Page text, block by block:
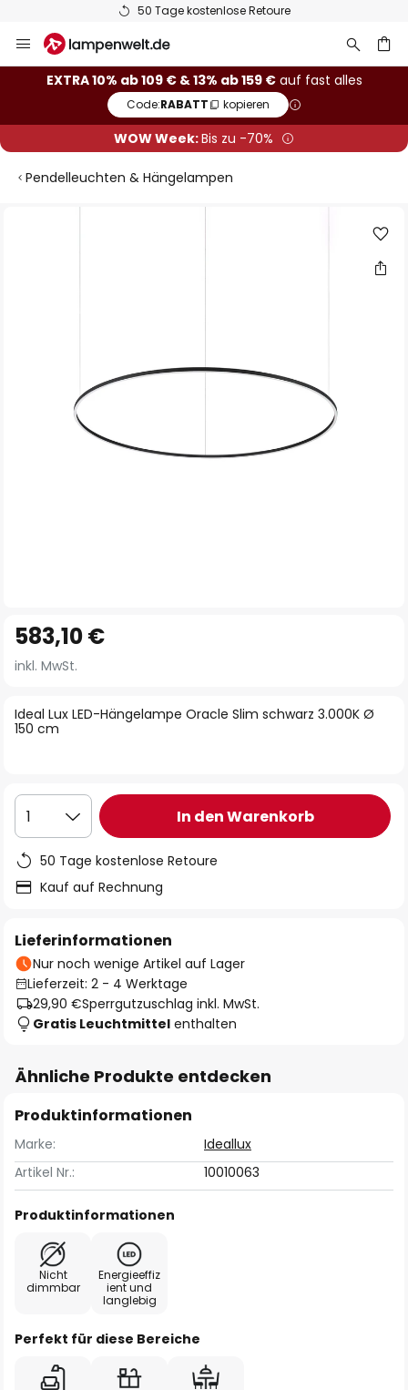
50 Tage kostenlose Retoure
Inhalt
springen
EXTRA 10% ab 109 € & 13% ab 159 €auf fast alles
Code:RABATT kopieren
WOW Week:Bis zu -70%
Pendelleuchten & Hängelampen
Anfang
der
springen
Ideal Lux LED-Hängelampe Oracle Slim schwarz 3.000K Ø
150 cm
583,10 €
inkl. MwSt.
1 In den Warenkorb
50 Tage kostenlose Retoure
Kauf auf Rechnung
Lieferinformationen
Nur noch wenige Artikel auf Lager
Lieferzeit: 2 - 4 Werktage
29,90 €Sperrgutzuschlag inkl. MwSt.
Gratis Leuchtmittel enthalten
Ähnliche Produkte entdecken
Produktinformationen
Marke:
Ideallux
Artikel Nr.:
10010063
Produktinformationen
Nicht
dimmbar
Energieeffiz
ient und
langlebig
Perfekt für diese Bereiche